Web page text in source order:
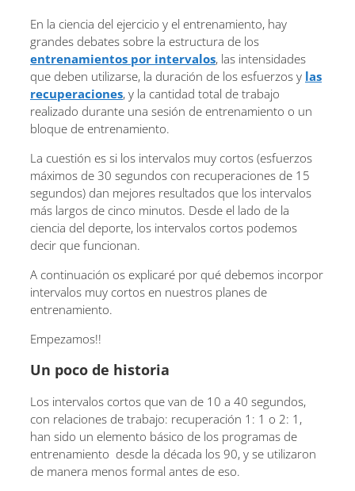
En la ciencia del ejercicio y el entrenamiento, hay
grandes debates sobre la estructura de los
entrenamientos por intervalos, las intensidades
que deben utilizarse, la duración de los esfuerzos y las
recuperaciones, y la cantidad total de trabajo
realizado durante una sesión de entrenamiento o un
bloque de entrenamiento.
La cuestión es si los intervalos muy cortos (esfuerzos
máximos de 30 segundos con recuperaciones de 15
segundos) dan mejores resultados que los intervalos
más largos de cinco minutos. Desde el lado de la
ciencia del deporte, los intervalos cortos podemos
decir que funcionan.
A continuación os explicaré por qué debemos incorpor
intervalos muy cortos en nuestros planes de
entrenamiento.
Empezamos!!
Un poco de historia
Los intervalos cortos que van de 10 a 40 segundos,
con relaciones de trabajo: recuperación 1: 1 o 2: 1,
han sido un elemento básico de los programas de
entrenamiento desde la década los 90, y se utilizaron
de manera menos formal antes de eso.